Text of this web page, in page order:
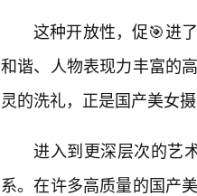
这种开放性，促🎯进
和谐、人物表现力丰富的
灵的洗礼，正是国产美女
进入到更深层次的艺
系。在许多高质量的国产